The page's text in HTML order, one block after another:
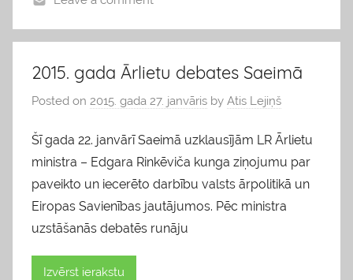
l
g
s
2015. gada Ārlietu debates Saeimā
Posted on 2015. gada 27. janvāris by Atis Lejiņš
Šī gada 22. janvārī Saeimā uzklausījām LR Ārlietu
ministra – Edgara Rinkēviča kunga ziņojumu par
paveikto un iecerēto darbību valsts ārpolitikā un
Eiropas Savienības jautājumos. Pēc ministra
uzstāšanās debatēs runāju
Izvērst ierakstu